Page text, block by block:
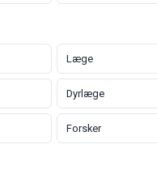
Læge
Dyrlæge
Forsker